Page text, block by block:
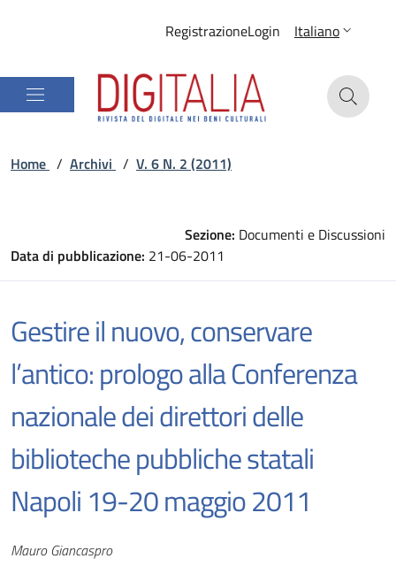
RegistrazioneLogin Italiano
Home / Archivi / V. 6 N. 2 (2011)
Sezione: Documenti e Discussioni
Data di pubblicazione: 21-06-2011
Gestire il nuovo, conservare
l’antico: prologo alla Conferenza
nazionale dei direttori delle
biblioteche pubbliche statali
Napoli 19-20 maggio 2011
Autori
Mauro Giancaspro